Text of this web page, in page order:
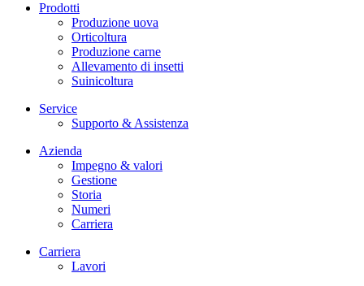
Prodotti
Produzione uova
Orticoltura
Produzione carne
Allevamento di insetti
Suinicoltura
Service
Supporto & Assistenza
Azienda
Impegno & valori
Gestione
Storia
Numeri
Carriera
Carriera
Lavori